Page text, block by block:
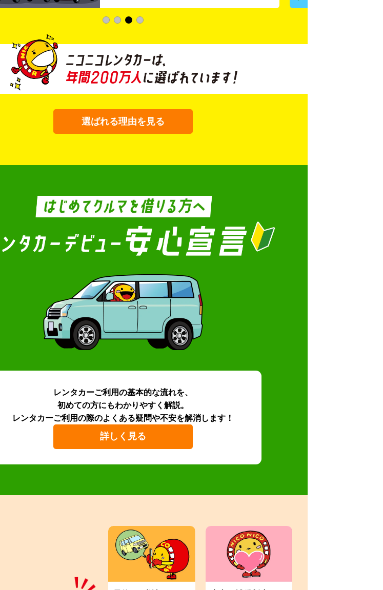
選ばれる理由を見る
レンタカーご利用の基本的な流れを、
初めての方にもわかりやすく解説。
レンタカーご利用の際のよくある疑問や不安を解消します！
詳しく見る